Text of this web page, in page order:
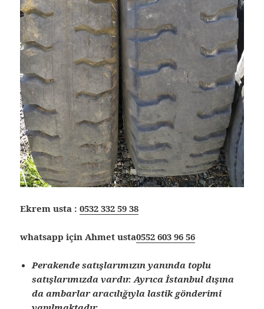
Ekrem usta :0532 332 59 38
whatsapp için Ahmet usta0552 603 96 56
Perakende satışlarımızın yanında toplu
satışlarımızda vardır. Ayrıca İstanbul dışına
da ambarlar aracılığıyla lastik gönderimi